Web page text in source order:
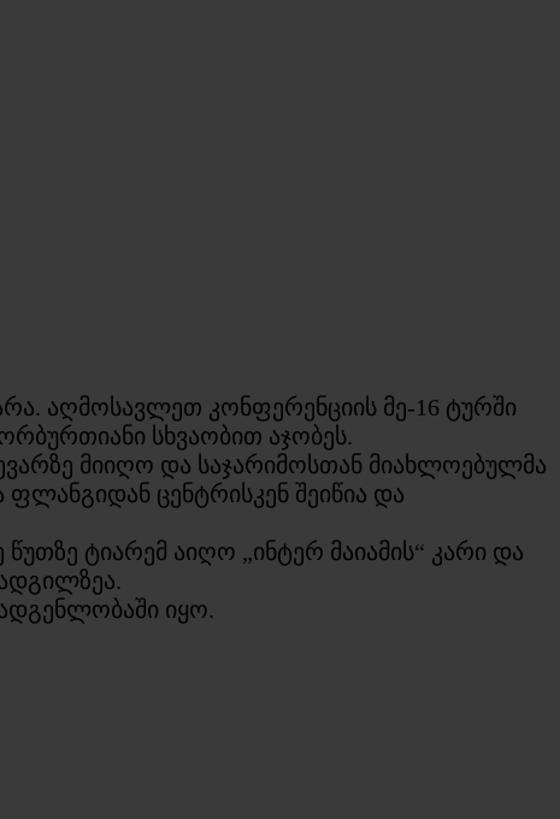
აღმოსავლეთ კონფერენციის მე-16 ტურში
სხვაობით აჯობეს.
მიიღო და საჯარიმოსთან მიახლოებულმა
ფლანგიდან ცენტრისკენ შეიწია და
ტიარემ აიღო „ინტერ მაიამის“ კარი და
იყო.